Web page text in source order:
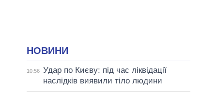
НОВИНИ
10:56 Удар по Києву: під час ліквідації
наслідків виявили тіло людини